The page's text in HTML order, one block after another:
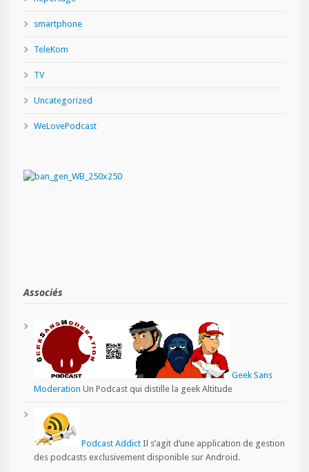
smartphone
TeleKom
TV
Uncategorized
WeLovePodcast
Associés
Geek Sans
Moderation Un Podcast qui distille la geek Altitude
Podcast Addict Il s’agit d’une application de gestion
des podcasts exclusivement disponible sur Android.